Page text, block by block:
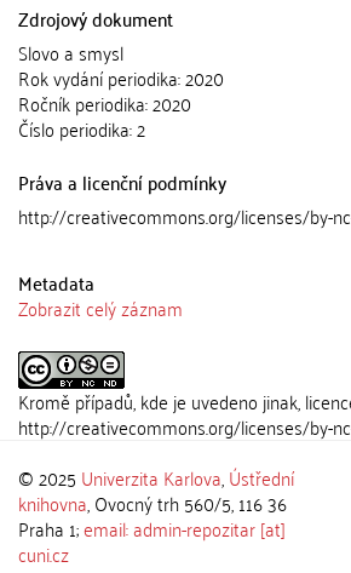
Zdrojový dokument
Slovo a smysl
Rok vydání periodika: 2020
Ročník periodika: 2020
Číslo periodika: 2
Práva a licenční podmínky
http://creativecommons.org/licenses/by-
Metadata
Zobrazit celý záznam
Kromě případů, kde je uvedeno jinak,
http://creativecommons.org/licenses/by-
© 2025 Univerzita Karlova,Ústřední
knihovna, Ovocný trh 560/5, 116 36
Praha 1;email: admin-repozitar [at]
cuni.cz